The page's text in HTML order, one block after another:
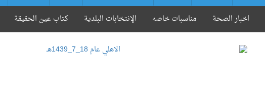
كتاب عين الحقيقة الإنتخابات البلدية مناسبات خاصه اخبار الصحة